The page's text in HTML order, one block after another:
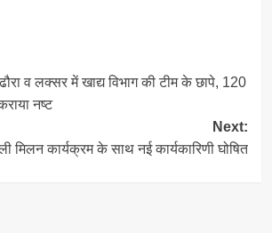
व लक्सर में खाद्य विभाग की टीम के छापे, 120
नष्ट
Next:
मिलन कार्यक्रम के साथ नई कार्यकारिणी घोषित